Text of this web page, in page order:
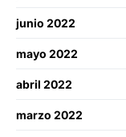
junio 2022
mayo 2022
abril 2022
marzo 2022